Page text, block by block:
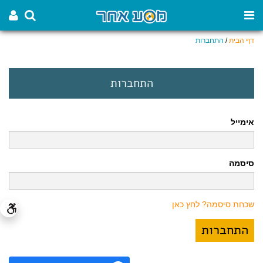
דף הבית/ התחברות
התחברות
אימייל
סיסמה
שכחת סיסמה? לחץ כאן